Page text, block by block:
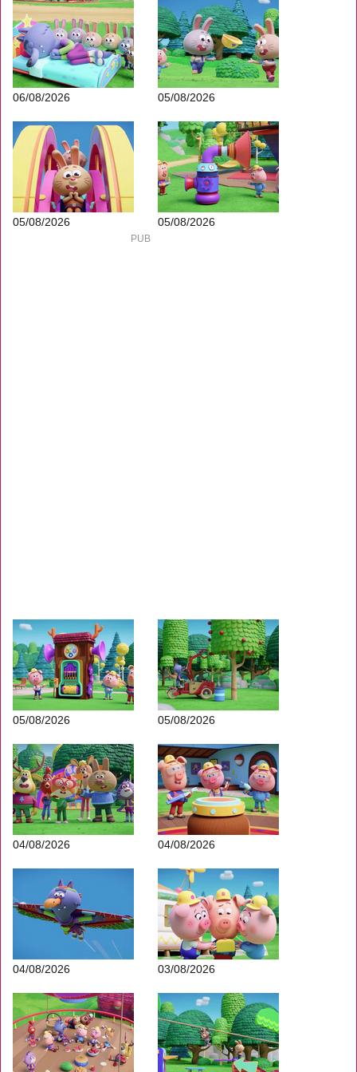
06/08/2026 05/08/2026
05/08/2026 05/08/2026
05/08/2026 05/08/2026
04/08/2026 04/08/2026
04/08/2026 03/08/2026